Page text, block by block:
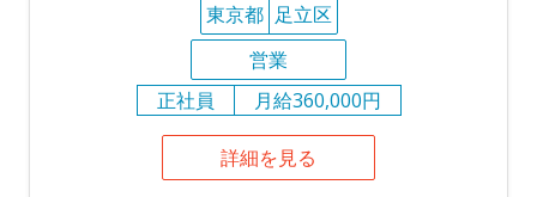
東京都 足立区
営業
正社員
月給360,000円
詳細を見る